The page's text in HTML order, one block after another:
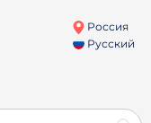
Россия
Русский